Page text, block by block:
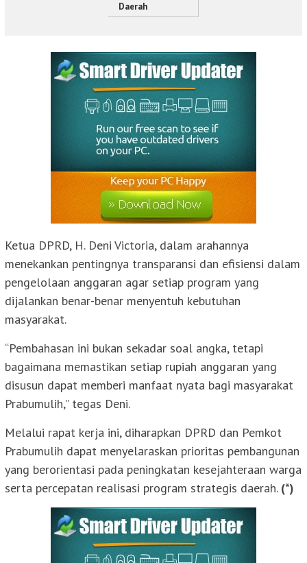
Daerah
Ketua DPRD, H. Deni Victoria, dalam arahannya
menekankan pentingnya transparansi dan efisiensi dalam
pengelolaan anggaran agar setiap program yang
dijalankan benar-benar menyentuh kebutuhan
masyarakat.
“Pembahasan ini bukan sekadar soal angka, tetapi
bagaimana memastikan setiap rupiah anggaran yang
disusun dapat memberi manfaat nyata bagi masyarakat
Prabumulih,” tegas Deni.
Melalui rapat kerja ini, diharapkan DPRD dan Pemkot
Prabumulih dapat menyelaraskan prioritas pembangunan
yang berorientasi pada peningkatan kesejahteraan warga
serta percepatan realisasi program strategis daerah. (*)